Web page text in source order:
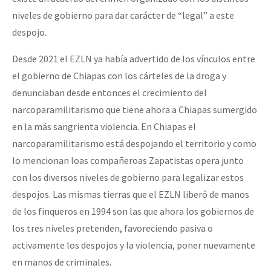
Fotorreportaje
Video
Otras secciones
Semillero Guerra contra la Humanidad. (Las poblaciones y
Libros para descargar
Medios Libres
Eventos
Contacto
niveles de gobierno para dar carácter de “legal” a este
despojo.
Desde 2021 el EZLN ya había advertido de los vínculos entre
el gobierno de Chiapas con los cárteles de la droga y
denunciaban desde entonces el crecimiento del
narcoparamilitarismo que tiene ahora a Chiapas sumergido
en la más sangrienta violencia. En Chiapas el
narcoparamilitarismo está despojando el territorio y como
lo mencionan loas compañeroas Zapatistas opera junto
con los diversos niveles de gobierno para legalizar estos
despojos. Las mismas tierras que el EZLN liberó de manos
de los finqueros en 1994 son las que ahora los gobiernos de
los tres niveles pretenden, favoreciendo pasiva o
activamente los despojos y la violencia, poner nuevamente
en manos de criminales.